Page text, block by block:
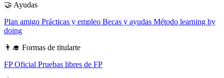
🤝 Ayudas
Plan amigo Prácticas y empleo Becas y ayudas Método learning by
doing
👨‍🎓 Formas de titularte
FP Oficial Pruebas libres de FP